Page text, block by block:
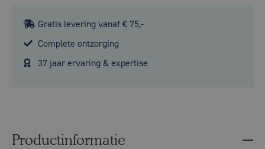
Gratis levering vanaf € 75,-
Complete ontzorging
37 jaar ervaring & expertise
Productinformatie